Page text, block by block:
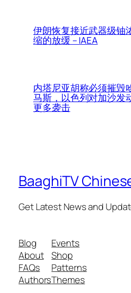
伊朗恢复接近武器级铀
缩的放缓 – IAEA
内塔尼亚胡称必须摧毁
马斯，以色列对加沙发
更多袭击
BaaghiTV
Get Latest News and
Blog
About
FAQs
Authors
Events
Shop
Patterns
Themes